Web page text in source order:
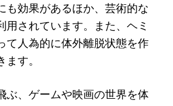
も効果があるほか、芸術的な
用されています。また、ヘミ
て人為的に体外離脱状態を作
ます。
ぶ、ゲームや映画の世界を体